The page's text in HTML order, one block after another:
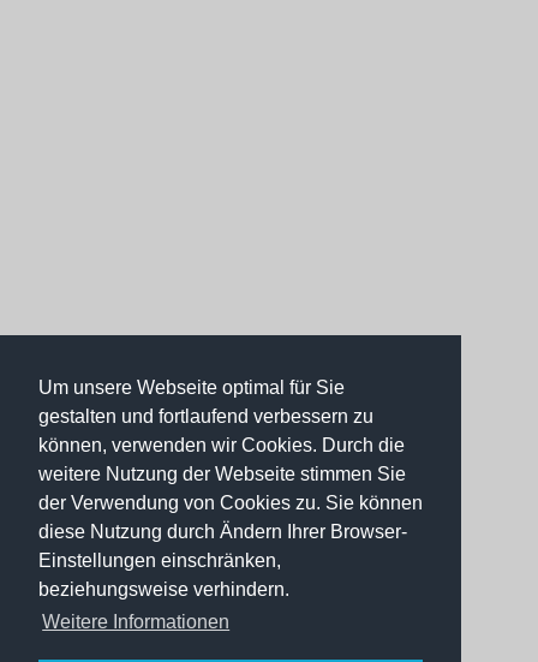
Um unsere Webseite optimal für Sie
gestalten und fortlaufend verbessern zu
können, verwenden wir Cookies. Durch die
weitere Nutzung der Webseite stimmen Sie
der Verwendung von Cookies zu. Sie können
diese Nutzung durch Ändern Ihrer Browser-
Einstellungen einschränken,
beziehungsweise verhindern.
Weitere Informationen